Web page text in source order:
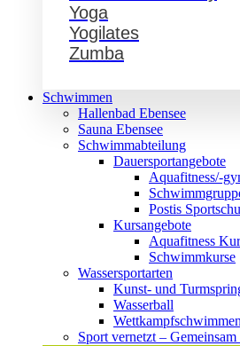
Yoga
Yogilates
Zumba
Schwimmen
Hallenbad Ebensee
Sauna Ebensee
Schwimmabteilung
Dauersportangebote
Aquafitness/-
Postis
Kursangebote
Aquafitness
Schwimmkurse
Wassersportarten
Kunst- und
Wasserball
Wettkampfschwimmen
Sport vernetzt –